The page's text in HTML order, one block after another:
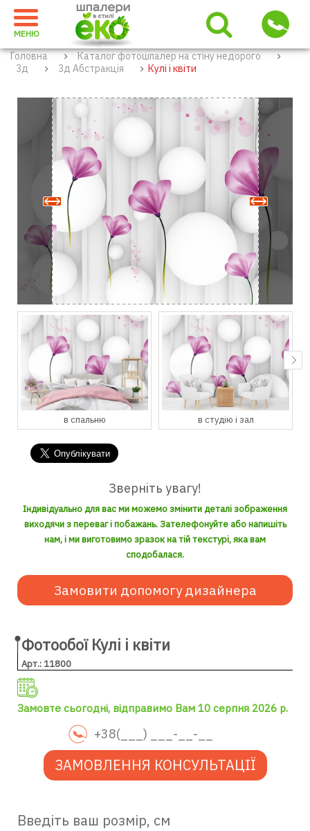
МЕНЮ
Головна
Каталог фотошпалер на стіну недорого
3д
3д Абстракція Кулі і квіти
в студію і зал в кухню і їдальню
Зверніть увагу!
Індивідуально для вас ми можемо змінити деталі зображення
виходячи з переваг і побажань. Зателефонуйте або напишіть
нам, і ми виготовимо зразок на тій текстурі, яка вам
сподобалася.
Замовити допомогу дизайнера
Фотообої Кулі і квіти
Арт.: 11800
Замовте сьогодні, відправимо Вам 10 серпня 2026 р.
ЗАМОВЛЕННЯ КОНСУЛЬТАЦІЇ
Введіть ваш розмір, см